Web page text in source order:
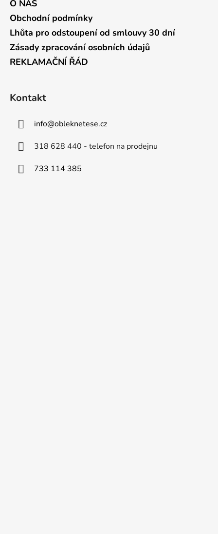
O NÁS
Obchodní podmínky
Lhůta pro odstoupení od smlouvy 30 dní
Zásady zpracování osobních údajů
REKLAMAČNÍ ŘÁD
Kontakt
info@obleknetese.cz
318 628 440 - telefon na prodejnu
733 114 385